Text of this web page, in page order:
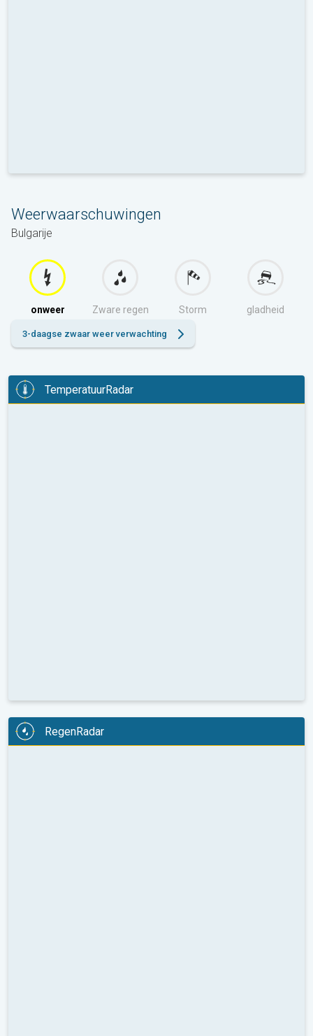
Weerwaarschuwingen
Bulgarije
onweer Zware regen Storm gladheid
3-daagse zwaar weer verwachting
TemperatuurRadar
RegenRadar